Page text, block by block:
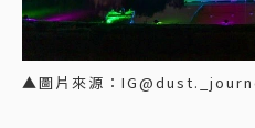
▲圖片來源：